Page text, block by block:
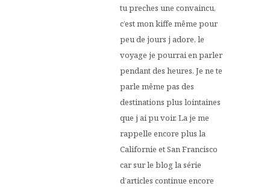
tu preches une convaincu,
c’est mon kiffe même pour
peu de jours j adore, le
voyage je pourrai en parler
pendant des heures. Je ne te
parle même pas des
destinations plus lointaines
que j ai pu voir. La je me
rappelle encore plus la
Californie et San Francisco
car sur le blog la série
d’articles continue encore